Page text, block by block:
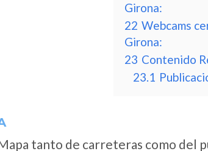
Girona:
22 Webcams
Girona:
23 Contenido
23.1
tanto de carreteras como del